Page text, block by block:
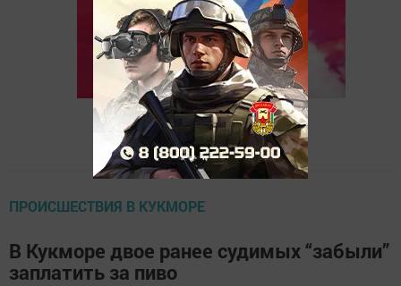
ПРОИСШЕСТВИЯ В КУКМОРЕ
В Кукморе двое ранее судимых “забыли”
заплатить за пиво